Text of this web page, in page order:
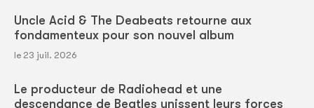
Uncle Acid & The Deabeats retourne aux
fondamenteux pour son nouvel album
le 23 juil. 2026
Le producteur de Radiohead et une
descendance de Beatles unissent leurs forces